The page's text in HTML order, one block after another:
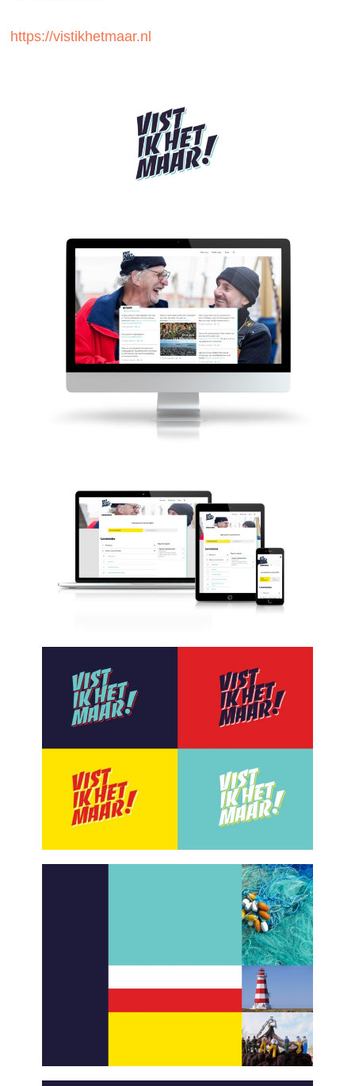
https://vistikhetmaar.nl